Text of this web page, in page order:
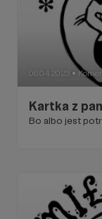
06.04.2023 ●
Kartka z
Bo albo jest